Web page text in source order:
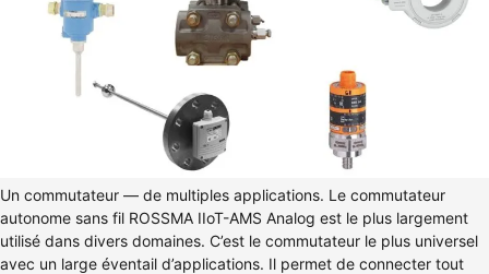
Un commutateur — de multiples applications. Le commutateur
autonome sans fil ROSSMA IIoT-AMS Analog est le plus largement
utilisé dans divers domaines. C’est le commutateur le plus universel
avec un large éventail d’applications. Il permet de connecter tout